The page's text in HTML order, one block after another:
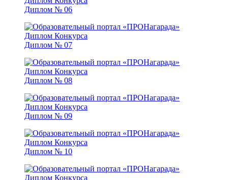
Диплом № 06
Диплом № 07
Диплом № 08
Диплом № 09
Диплом № 10